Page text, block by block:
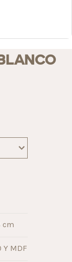
cm
Y MDF